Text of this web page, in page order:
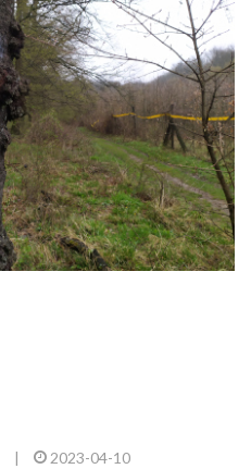
2023-04-10